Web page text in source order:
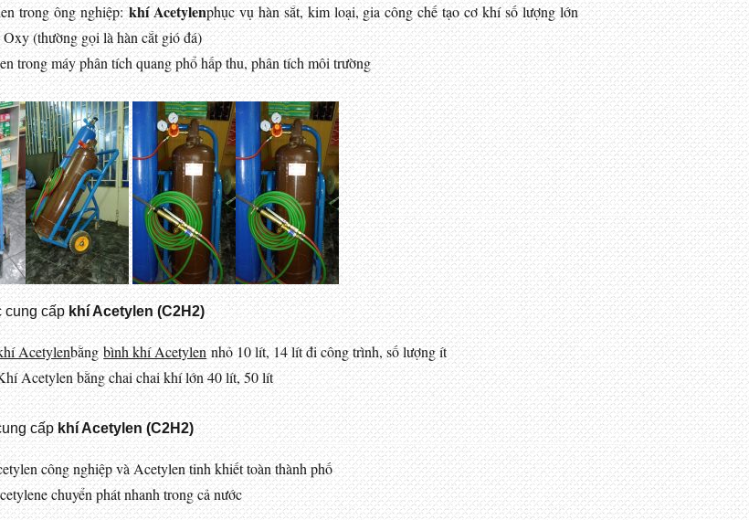
trong ông nghiệp:khí Acetylenphục vụ hàn sắt, kim loại, gia công chế tạo cơ khí số lượng lớn
(thường gọi là hàn cắt gió đá)
trong máy phân tích quang phổ hấp thu, phân tích môi trường
cung cấpkhí Acetylen (C2H2)
Acetylenbằngbình khí Acetylennhỏ 10 lít, 14 lít đi công trình, số lượng ít
Acetylen bằng chai chai khí lớn 40 lít, 50 lít
cấpkhí Acetylen (C2H2)
công nghiệp và Acetylen tinh khiết toàn thành phố
chuyển phát nhanh trong cả nước